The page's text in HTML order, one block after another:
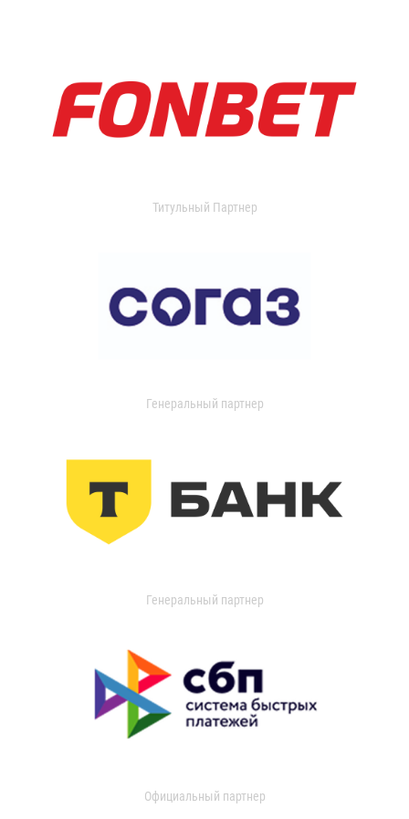
Титульный Партнер
Генеральный партнер
Генеральный партнер
Официальный партнер